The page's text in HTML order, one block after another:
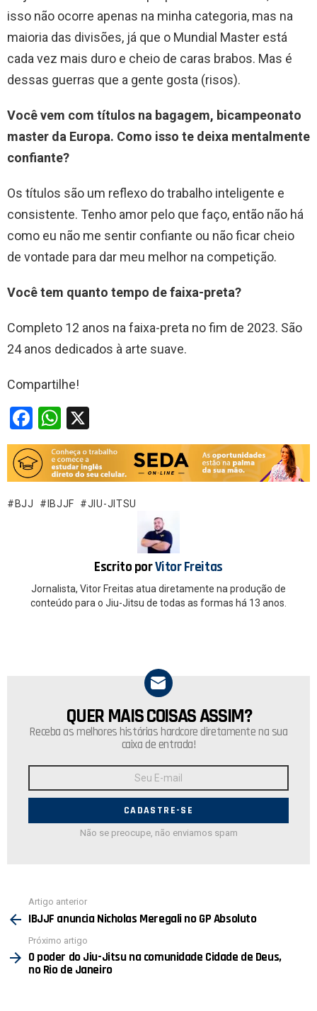
isso não ocorre apenas na minha categoria, mas na
maioria das divisões, já que o Mundial Master está
cada vez mais duro e cheio de caras brabos. Mas é
dessas guerras que a gente gosta (risos).
Você vem com títulos na bagagem, bicampeonato
master da Europa. Como isso te deixa mentalmente
confiante?
Os títulos são um reflexo do trabalho inteligente e
consistente. Tenho amor pelo que faço, então não há
como eu não me sentir confiante ou não ficar cheio
de vontade para dar meu melhor na competição.
Você tem quanto tempo de faixa-preta?
Completo 12 anos na faixa-preta no fim de 2023. São
24 anos dedicados à arte suave.
Compartilhe!
F
a
ce
b
o
W
h
at
s
A
BJJ IBJJF JIU-JITSU
Escrito porVitor Freitas
Jornalista, Vitor Freitas atua diretamente na produção de
conteúdo para o Jiu-Jitsu de todas as formas há 13 anos.
NEWSLETTER
QUER MAIS COISAS ASSIM?
Receba as melhores histórias hardcore diretamente na sua
caixa de entrada!
E-
Não se preocupe, não enviamos spam
mais
Artigo anterior
IBJJF anuncia Nicholas Meregali no GP Absoluto
Próximo artigo
O poder do Jiu-Jitsu na comunidade Cidade de Deus,
no Rio de Janeiro